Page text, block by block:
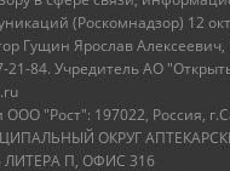
(Роскомнадзор) 12
Гущин Ярослав Алексеевич,
21-84. Учредитель АО
"Рост": 197022, Россия,
ОКРУГ
П, ОФИС 316